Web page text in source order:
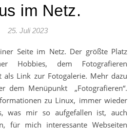
im Netz.
25. Juli 2023
Hobbies, dem Fotografieren
als Link zur Fotogalerie. Mehr dazu
dem Menüpunkt „Fotografieren“.
zu Linux, immer wieder
was mir so aufgefallen ist, auch
für mich interessante Webseiten